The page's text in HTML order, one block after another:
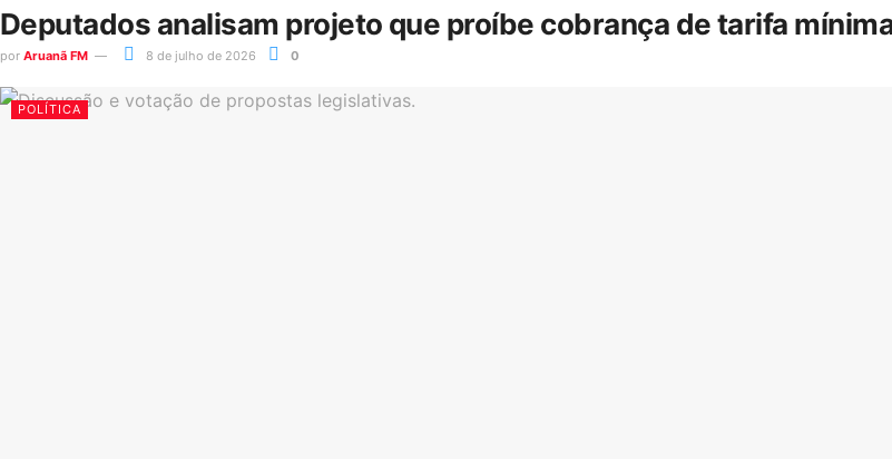
Deputados analisam projeto que proíbe cobrança de tarifa
por Aruanã FM 8 de julho de 2026 0
POLÍTICA